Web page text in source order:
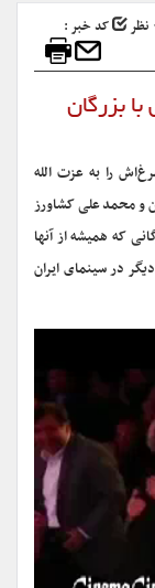
کد خبر :
بزرگان
را به عزت الله
و محمدعلی کشاورز
که همیشه از آنها
در سینمای ایران